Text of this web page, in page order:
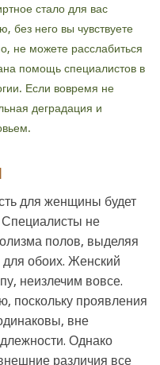
стало для вас
без него вы чувствуете
не можете расслабиться
помощь специалистов в
Если вовремя не
деградация и
для женщины будет
не
полов, выделяя
обоих. Женский
неизлечим вовсе.
поскольку проявления
вне
Однако
различия все